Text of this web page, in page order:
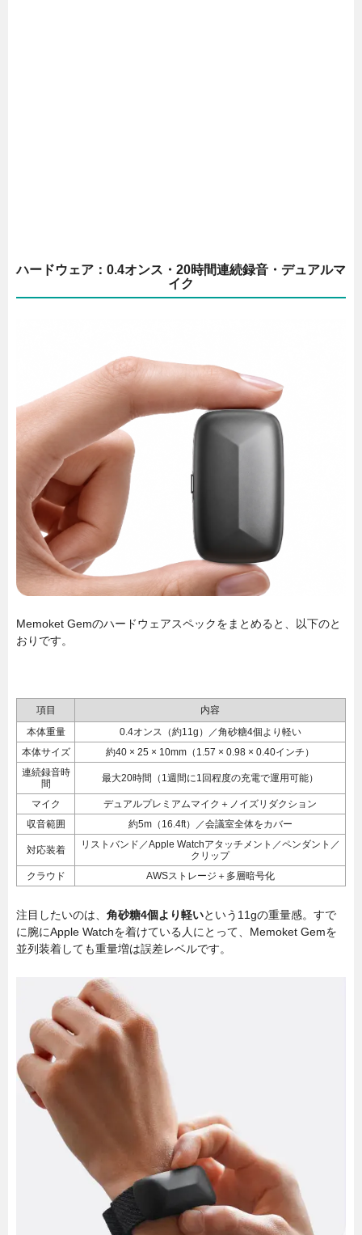
ハードウェア：0.4オンス・20時間連続録音・デュアルマ
イク
Memoket Gemのハードウェアスペックをまとめると、以下のと
おりです。
項目
内容
本体重量
0.4オンス（約11g）／角砂糖4個より軽い
本体サイズ
約40 × 25 × 10mm（1.57 × 0.98 × 0.40インチ）
連続録音時
間
最大20時間（1週間に1回程度の充電で運用可能）
マイク
デュアルプレミアムマイク＋ノイズリダクション
収音範囲
約5m（16.4ft）／会議室全体をカバー
対応装着
リストバンド／Apple Watchアタッチメント／ペンダント／
クリップ
クラウド
AWSストレージ＋多層暗号化
注目したいのは、 角砂糖4個より軽いという11gの重量感。すで
に腕にApple Watchを着けている人にとって、Memoket Gemを
並列装着しても重量増は誤差レベルです。